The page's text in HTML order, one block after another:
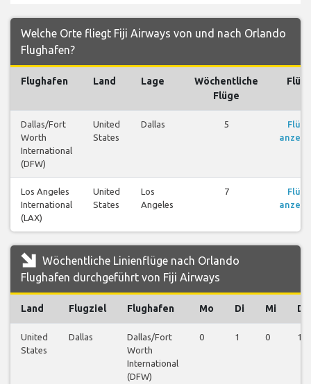
Welche Orte fliegt Fiji Airways von und nach Orlando
Flughafen?
Flughafen Land Lage
Wöchentliche
Flüge
Dallas/Fort
Worth
International
(DFW)
United
States
Dallas 5
Flüge
Los Angeles
International
(LAX)
United
States
Los
Angeles
7
Flüge
Wöchentliche Linienflüge nach Orlando
Flughafen durchgeführt von Fiji Airways
Land Flugziel Flughafen Mo Di Mi Do
United
States
Dallas
Dallas/Fort
Worth
International
(DFW)
0 1 0 1